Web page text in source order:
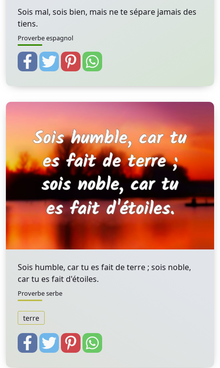
Sois mal, sois bien, mais ne te sépare jamais des
tiens.
Proverbe espagnol
Sois humble, car tu es fait de terre ; sois noble,
car tu es fait d'étoiles.
Proverbe serbe
terre